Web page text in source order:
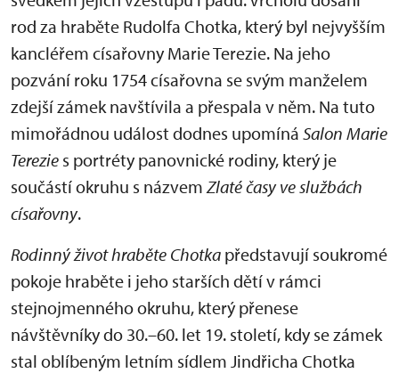
rod za hraběte Rudolfa Chotka, který byl nejvyšším
kancléřem císařovny Marie Terezie. Na jeho
pozvání roku 1754 císařovna se svým manželem
zdejší zámek navštívila a přespala v něm. Na tuto
mimořádnou událost dodnes upomíná Salon Marie
Terezie s portréty panovnické rodiny, který je
součástí okruhu s názvem Zlaté časy ve službách
císařovny.
Rodinný život hraběte Chotka představují soukromé
pokoje hraběte i jeho starších dětí v rámci
stejnojmenného okruhu, který přenese
návštěvníky do 30.–60. let 19. století, kdy se zámek
stal oblíbeným letním sídlem Jindřicha Chotka